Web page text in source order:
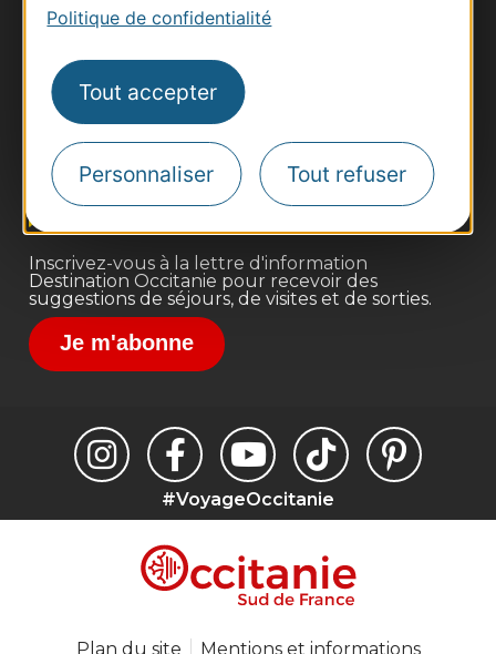
Politique de confidentialité
Tout accepter
Personnaliser Tout refuser
Thermalisme
Business/Mice
Pros d'Occitanie
Site presse et d'influence
Voyagistes
Inscrivez-vous à la lettre d'information
Destination Occitanie pour recevoir des
suggestions de séjours, de visites et de sorties.
Je m'abonne
#VoyageOccitanie
Plan du site Mentions et informations